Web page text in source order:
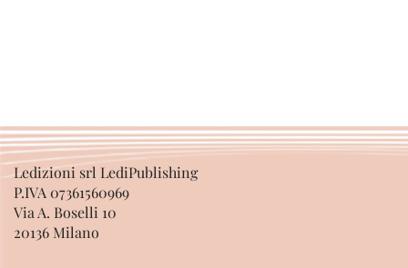
Ledizioni srl LediPublishing
P.IVA 07361560969
Via A. Boselli 10
20136 Milano